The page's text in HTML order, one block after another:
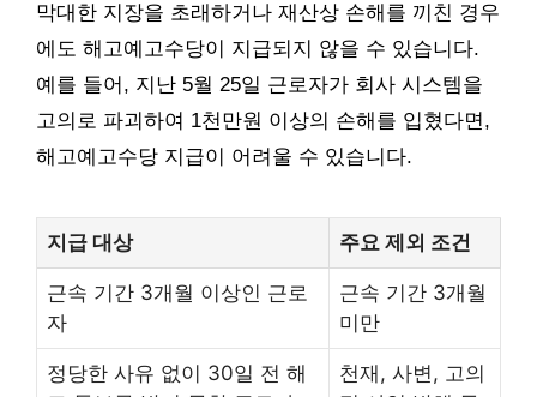
막대한 지장을 초래하거나 재산상 손해를 끼친 경우
에도 해고예고수당이 지급되지 않을 수 있습니다.
예를 들어, 지난 5월 25일 근로자가 회사 시스템을
고의로 파괴하여 1천만원 이상의 손해를 입혔다면,
해고예고수당 지급이 어려울 수 있습니다.
지급 대상 주요 제외 조건
근속 기간 3개월 이상인 근로
자
근속 기간 3개월
미만
정당한 사유 없이 30일 전 해
천재, 사변, 고의